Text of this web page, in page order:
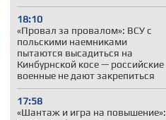
18:10
«Провал за провалом»: ВСУ с
польскими наемниками
пытаются высадиться на
Кинбурнской косе — российские
военные не дают закрепиться
17:58
«Шантаж и игра на повышение»: